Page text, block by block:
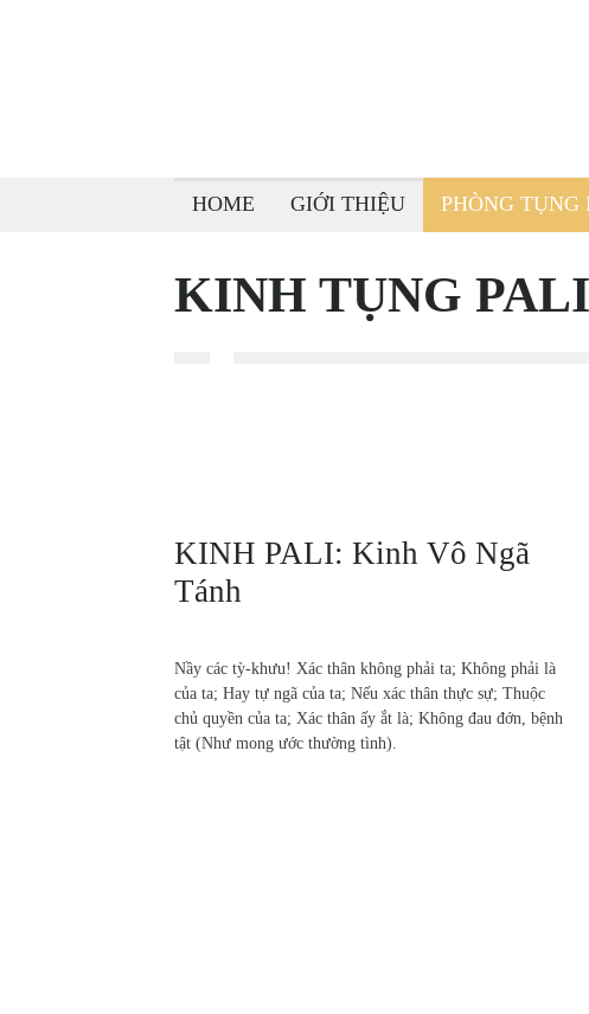
HOME GIỚI THIỆU PHÒNG TỤNG
KINH TỤNG PALI
KINH PALI: Kinh Vô Ngã
Tánh
Nầy các tỳ-khưu! Xác thân không phải ta; Không phải là
của ta; Hay tự ngã của ta; Nếu xác thân thực sự; Thuộc
chủ quyền của ta; Xác thân ấy ắt là; Không đau đớn, bệnh
tật (Như mong ước thường tình).